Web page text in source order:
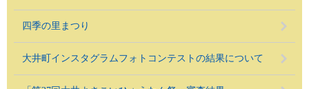
四季の里まつり
大井町インスタグラムフォトコンテストの結果について